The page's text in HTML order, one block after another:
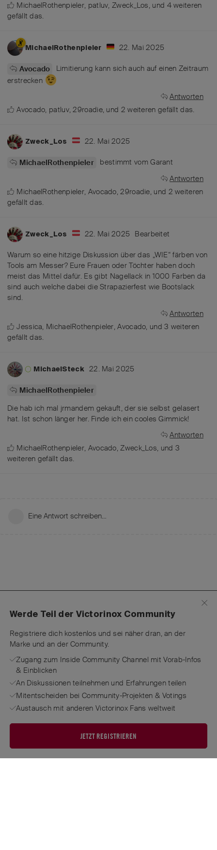
MichaelRothenpieler, patluv,Zweck_Los, und 4weiteren
gefällt das.
MichaelRothenpieler 22. Mai 2025
Avocado
Limitierung kann sich auch auf einen Zeitraum
erstrecken
Antworten
Avocado, patluv,29roadie, und 2 weiteren gefällt das.
Zweck_Los 22. Mai 2025
MichaelRothenpieler
bestimmt vom Garant
Antworten
MichaelRothenpieler, Avocado,29roadie, und 2 weiteren
gefällt das.
Zweck_Los 22. Mai 2025 Bearbeitet
Warum so eine hitzige Diskussion über das „WIE“ färben von
Tools am Messer? Eure Frauen oder Töchter haben doch
meist das Mittel dafür. Es gibt Nagellack in 1000 Farben da
sind auch welche dabei die Strapazierfest wie Bootslack
sind.
Antworten
Jessica, MichaelRothenpieler,Avocado, und3 weiteren
gefällt das.
MichaelSteck 22. Mai 2025
MichaelRothenpieler
Die hab ich mal jrmandem gekauft, der sie selbst gelasert
hat. Ist schon länger her. Finde ich ein cooles Gimmick!
Antworten
MichaelRothenpieler, Avocado,Zweck_Los, und 3
weiteren gefällt das.
Eine Antwort schreiben…
Werde Teil der Victorinox Community
Registriere dich kostenlos und sei näher dran, an der
Marke und an der Community.
Zugang zum Inside Community Channel mit Vorab-Infos
& Einblicken
An Diskussionen teilnehmen und Erfahrungen teilen
Mitentscheiden bei Community-Projekten & Votings
Austausch mit anderen Victorinox Fans weltweit
JETZT REGISTRIEREN